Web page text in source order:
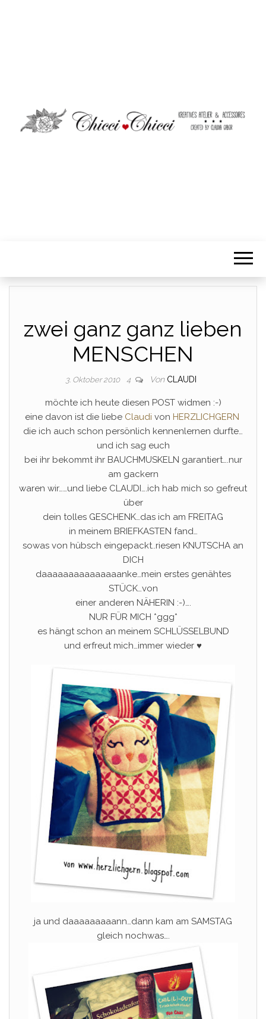
zwei ganz ganz lieben
MENSCHEN
3. Oktober 2010 4 Von CLAUDI
möchte ich heute diesen POST widmen :-)
eine davon ist die liebe Claudi von HERZLICHGERN
die ich auch schon persönlich kennenlernen durfte…
und ich sag euch
bei ihr bekommt ihr BAUCHMUSKELN garantiert….nur
am gackern
waren wir……und liebe CLAUDI….ich hab mich so gefreut
über
dein tolles GESCHENK…das ich am FREITAG
in meinem BRIEFKASTEN fand…
sowas von hübsch eingepackt..riesen KNUTSCHA an
DICH
daaaaaaaaaaaaaaanke…mein erstes genähtes
STÜCK…von
einer anderen NÄHERIN :-)….
NUR FÜR MICH *ggg*
es hängt schon an meinem SCHLÜSSELBUND
und erfreut mich…immer wieder ♥
ja und daaaaaaaaann…dann kam am SAMSTAG
gleich nochwas….